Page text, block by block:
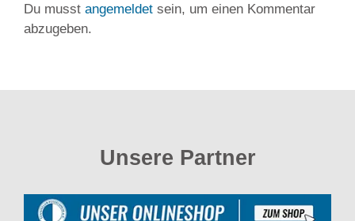
Du musst angemeldet sein, um einen Kommentar
abzugeben.
Unsere Partner